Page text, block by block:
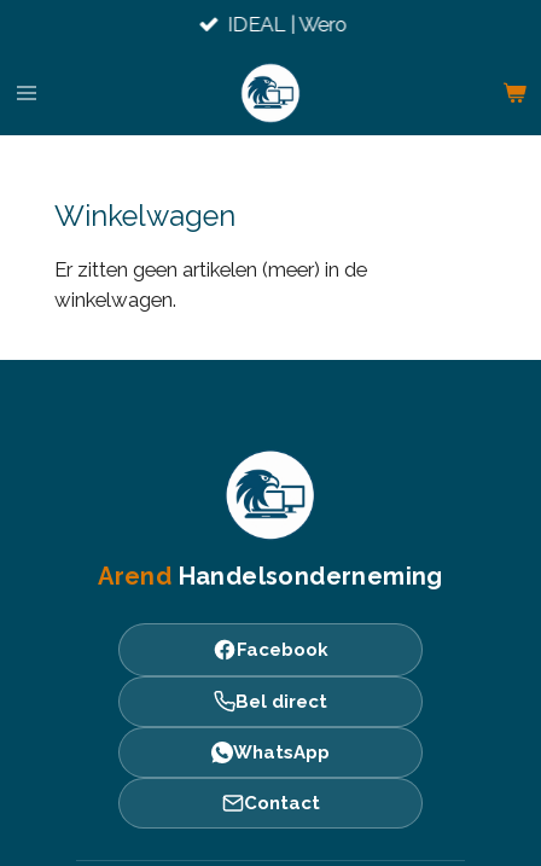
naar
IDEAL | Wero
Winkelwagen
Er zitten geen artikelen (meer) in de
winkelwagen.
Arend Handelsonderneming
Facebook
Bel direct
WhatsApp
Contact